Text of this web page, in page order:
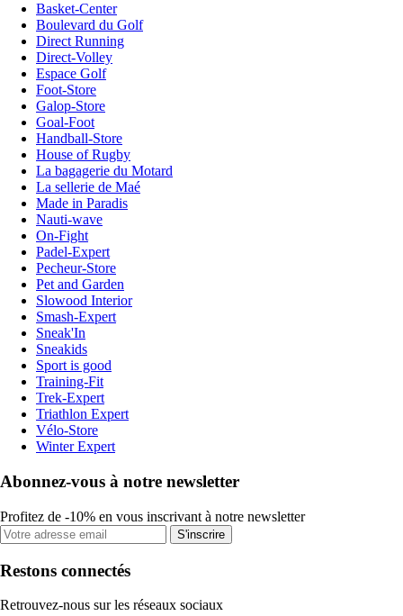
Basket-Center
Boulevard du Golf
Direct Running
Direct-Volley
Espace Golf
Foot-Store
Galop-Store
Goal-Foot
Handball-Store
House of Rugby
La bagagerie du Motard
La sellerie de Maé
Made in Paradis
Nauti-wave
On-Fight
Padel-Expert
Pecheur-Store
Pet and Garden
Slowood Interior
Smash-Expert
Sneak'In
Sneakids
Sport is good
Training-Fit
Trek-Expert
Triathlon Expert
Vélo-Store
Winter Expert
Abonnez-vous à notre newsletter
Profitez de -10% en vous inscrivant à notre newsletter
S'inscrire
Restons connectés
Retrouvez-nous sur les réseaux sociaux